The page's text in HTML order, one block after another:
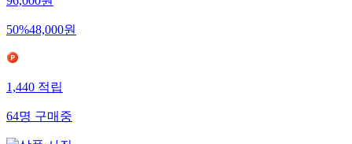
96,000원
50%48,000원
1,440적립
64명구매중